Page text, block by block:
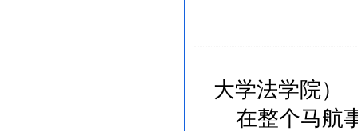
大学法学院）
在整个马航